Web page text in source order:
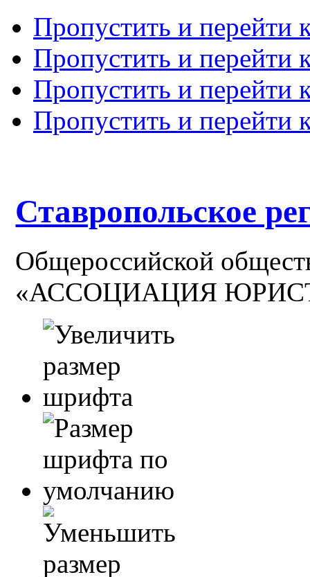
Пропустить и перейти
Пропустить и перейти
Пропустить и перейти
Пропустить и перейти
Ставропольское
Общероссийской
«АССОЦИАЦИЯ